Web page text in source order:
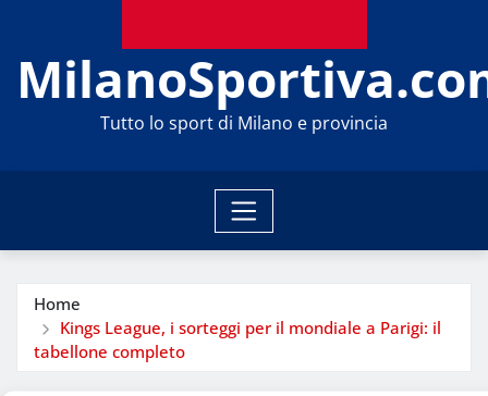
Tutto lo sport di Milano e provincia
Home
Kings League, i sorteggi per il mondiale a Parigi: il
tabellone completo